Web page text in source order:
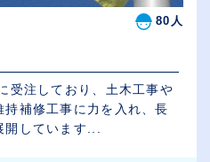
80人
受注しており、土木工事や
補修工事に力を入れ、長
しています...